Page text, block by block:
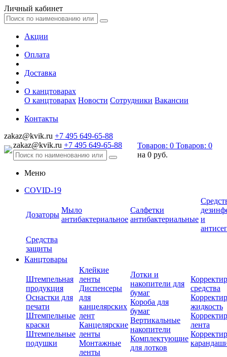
Личный кабинет
Акции
Оплата
Доставка
О канцтоварах
О канцтоварах Новости Сотрудники Вакансии
Контакты
zakaz@kvik.ru +7 495 649-65-88
zakaz@kvik.ru +7 495 649-65-88 Товаров: 0 Товаров: 0
на 0 руб.
Меню
COVID-19
Дозаторы
Мыло
антибактериальное
Салфетки
антибактериальные и
Средства
защиты
Канцтовары
Штемпельная
продукция
Оснастки для
печати
Штемпельные
краски
Штемпельные
подушки
Клейкие
ленты
Диспенсеры
для
канцелярских
лент
Канцелярские
ленты
Монтажные
ленты
Лотки и
накопители для
бумаг
Короба для
бумаг
Вертикальные
накопители
Комплектующие
для лотков
средства
жидкость
лента